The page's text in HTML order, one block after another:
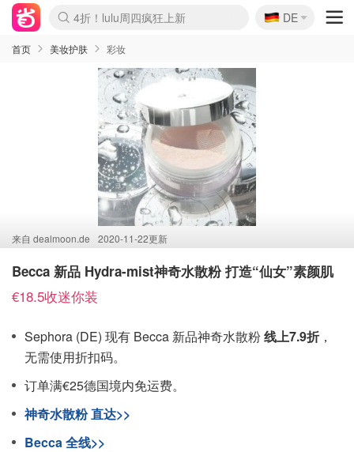
Boticinal 夏促开抢！
4折！lulu周四疯狂上新
还没结束！&OtherStories大促
Joybuy变相75折 随时失效
速领！Stanley独家85折
疑似霸哥！Camper额外叠85折
Zalando 奥莱闪促！每日更新
Moncler反季囤！5折起+叠9折
Coach Brooklyn仅€192
🇩🇪
DE
首页 美妆护肤 彩妆
来自 dealmoon.de 2020-11-22更新
Becca 新品 Hydra-mist神奇水散粉 打造“仙女”素颜肌
€18.5收迷你装
Sephora (DE) 现有 Becca 新品神奇水散粉线上7.9折 ，
无需使用折扣码。
订单满€25德国境内免运费。
神奇水散粉 直达>>
Becca 全线>>